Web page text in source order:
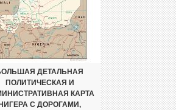
ДЕТАЛЬНАЯ
ПОЛИТИЧЕСКАЯ И
КАРТА
С ДОРОГАМИ,